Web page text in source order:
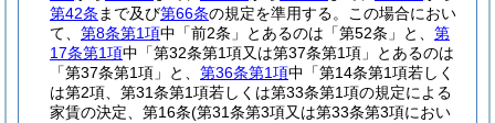
第42条 まで及び第66条の規定を準用する。
この場合におい
て、 第8条第1項中「前2条」とあるのは「第52条」と、 第
17条第1項中「第32条第1項又は第37条第1項」とあるのは
「第37条第1項」と、 第36条第1項中「第14条第1項若しく
は第2項、第31条第1項若しくは第33条第1項の規定による
家賃の決定、第16条(第31条第3項又は第33条第3項におい